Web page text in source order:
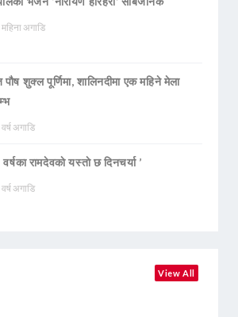
अगाडि
शुक्ल पूर्णिमा, शालिनदीमा एक महिने मेला
अगाडि
वर्षका रामदेवकाे यस्ताे छ दिनचर्या ’
अगाडि
View All